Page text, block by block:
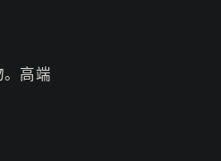
高端